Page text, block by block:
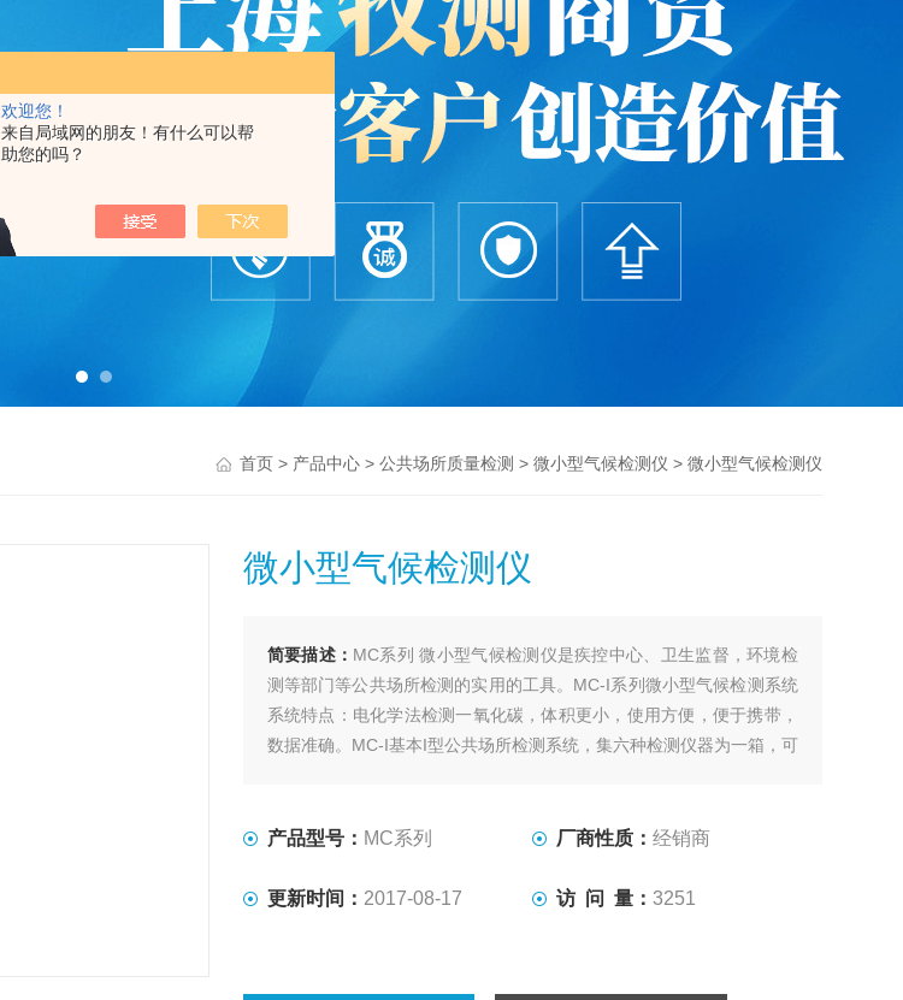
欢迎您！
来自局域网的朋友！有什么可以帮
助您的吗？
首页> 产品中心> 公共场所质量检测 > 微小型气候检测仪 > 微小型气候检测仪
微小型气候检测仪
简要描述： MC系列 微小型气候检测仪是疾控中心、卫生监督，环境检
测等部门等公共场所检测的实用的工具。MC-I系列微小型气候检测系统
系统特点：电化学法检测一氧化碳，体积更小，使用方便，便于携带，
数据准确。MC-I基本I型公共场所检测系统，集六种检测仪器为一箱，可
产品型号： MC系列 厂商性质：经销商
更新时间： 2017-08-17 访 问 量：3251